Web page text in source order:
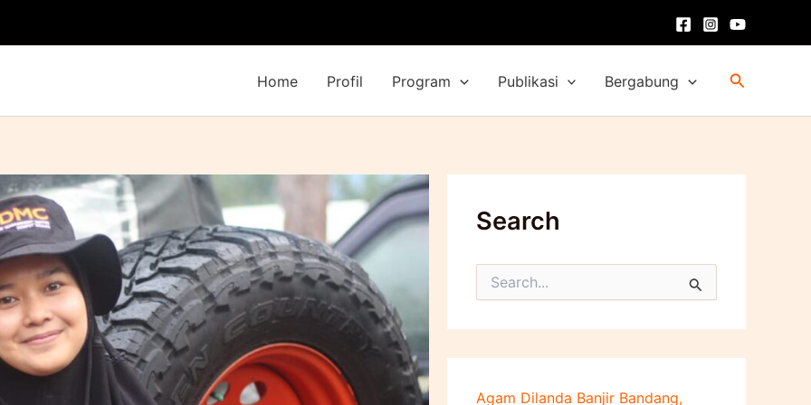
Home
Profil Program Publikasi Bergabung Cari
Search
a
u
t
Agam Dilanda Banjir Bandang,